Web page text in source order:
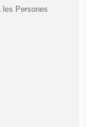
les Persones